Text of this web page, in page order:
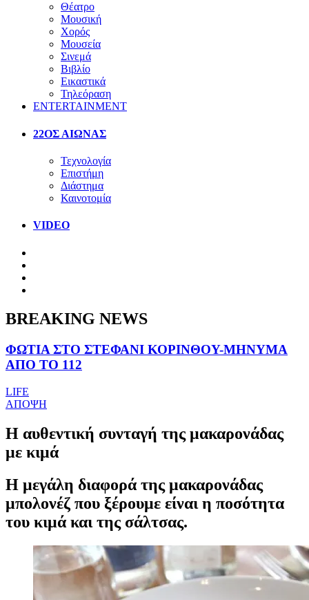
Θέατρο
Μουσική
Χορός
Μουσεία
Σινεμά
Βιβλίο
Εικαστικά
Τηλεόραση
ENTERTAINMENT
22ΟΣ ΑΙΩΝΑΣ
Τεχνολογία
Επιστήμη
Διάστημα
Καινοτομία
VIDEO
BREAKING NEWS
ΦΩΤΙΑ ΣΤΟ ΣΤΕΦΑΝΙ ΚΟΡΙΝΘΟΥ-ΜΗΝΥΜΑ
ΑΠΟ ΤΟ 112
LIFE
ΑΠΟΨΗ
Η αυθεντική συνταγή της μακαρονάδας
με κιμά
Η μεγάλη διαφορά της μακαρονάδας
μπολονέζ που ξέρουμε είναι η ποσότητα
του κιμά και της σάλτσας.